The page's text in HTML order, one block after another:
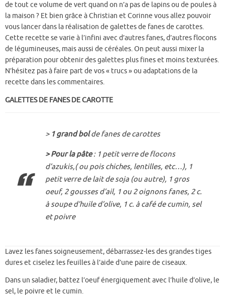
de tout ce volume de vert quand on n’a pas de lapins ou de poules à
la maison ? Et bien grâce à Christian et Corinne vous allez pouvoir
vous lancer dans la réalisation de galettes de fanes de carottes.
Cette recette se varie à l’infini avec d’autres fanes, d’autres flocons
de légumineuses, mais aussi de céréales. On peut aussi mixer la
préparation pour obtenir des galettes plus fines et moins texturées.
N’hésitez pas à faire part de vos « trucs » ou adaptations de la
recette dans les commentaires.
GALETTES DE FANES DE CAROTTE
> 1 grand bolde fanes de carottes
> Pour la pâte: 1 petit verre de flocons
d’azukis,( ou pois chiches, lentilles, etc…), 1
petit verre de lait de soja (ou autre), 1 gros
oeuf, 2 gousses d’ail, 1 ou 2 oignons fanes, 2 c.
à soupe d’huile d’olive, 1 c. à café de cumin, sel
et poivre
Lavez les fanes soigneusement, débarrassez-les des grandes tiges
dures et ciselez les feuilles à l’aide d’une paire de ciseaux.
Dans un saladier, battez l’oeuf énergiquement avec l’huile d’olive, le
sel, le poivre et le cumin.